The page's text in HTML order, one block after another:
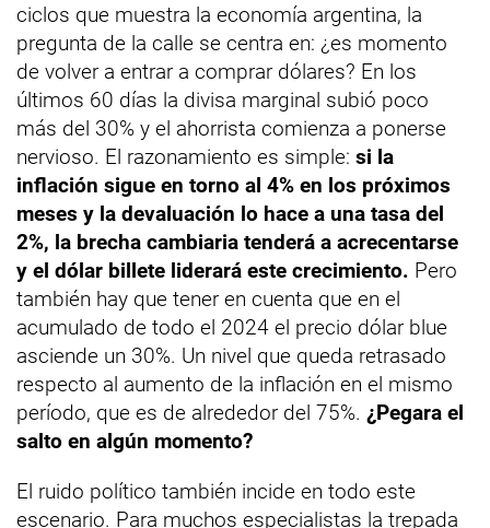
ciclos que muestra la economía argentina, la
pregunta de la calle se centra en: ¿es momento
de volver a entrar a comprar dólares? En los
últimos 60 días la divisa marginal subió poco
más del 30% y el ahorrista comienza a ponerse
nervioso. El razonamiento es simple: si la
inflación sigue en torno al 4% en los próximos
meses y la devaluación lo hace a una tasa del
2%, la brecha cambiaria tenderá a acrecentarse
y el dólar billete liderará este crecimiento. Pero
también hay que tener en cuenta que en el
acumulado de todo el 2024 el precio dólar blue
asciende un 30%. Un nivel que queda retrasado
respecto al aumento de la inflación en el mismo
período, que es de alrededor del 75%. ¿Pegara el
salto en algún momento?
El ruido político también incide en todo este
escenario. Para muchos especialistas la trepada